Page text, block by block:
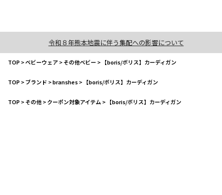
令和８年熊本地震に伴う集配への影響について
TOP>ベビーウェア>その他ベビー > 【boris/ボリス】カーディガン
TOP>ブランド >branshes> 【boris/ボリス】カーディガン
TOP>その他>クーポン対象アイテム > 【boris/ボリス】カーディガン